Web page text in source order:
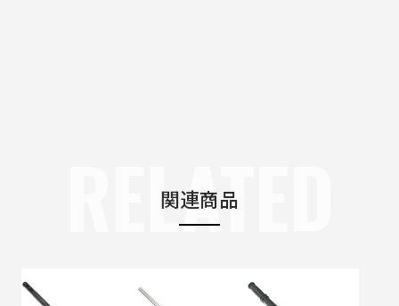
関連商品
RELATED